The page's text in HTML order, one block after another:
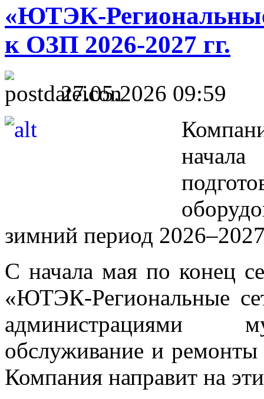
«ЮТЭК-Региональные
к ОЗП 2026-2027 гг.
27.05.2026 09:59
зимний период
С начала мая по конец
«ЮТЭК-Региональные
администрациями
обслуживание и ремонты
Компания направит на